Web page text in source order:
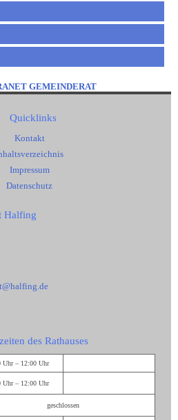
GEMEINDERAT
Quicklinks
Kontakt
Impressum
Datenschutz
Halfing
des Rathauses
Uhr – 12:00 Uhr
Uhr – 12:00 Uhr
geschlossen